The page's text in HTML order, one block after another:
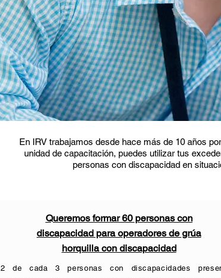
En IRV trabajamos desde hace más de 10 años
unidad de capacitación, puedes utilizar tus
personas con discapacidad en
Queremos formar 60 personas con
discapacidad para operadores de grúa
horquilla con discapacidad
2 de cada 3 personas con discapacidades